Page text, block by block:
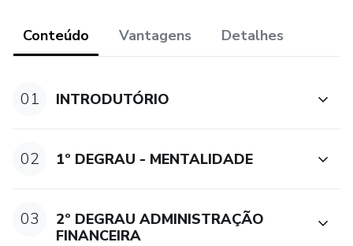
montar sua carteira de investimentos para formar renda
passiva e poder experimentar liberdade em sua vida
Conteúdo Vantagens Detalhes
01 INTRODUTÓRIO
02 1º DEGRAU - MENTALIDADE
03
2º DEGRAU ADMINISTRAÇÃO
FINANCEIRA